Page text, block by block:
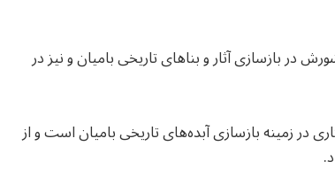
در بازسازی آثار و بناهای تاریخی بامیان و نیز در
زمینه بازسازی آبده‌های تاریخی بامیان است و از